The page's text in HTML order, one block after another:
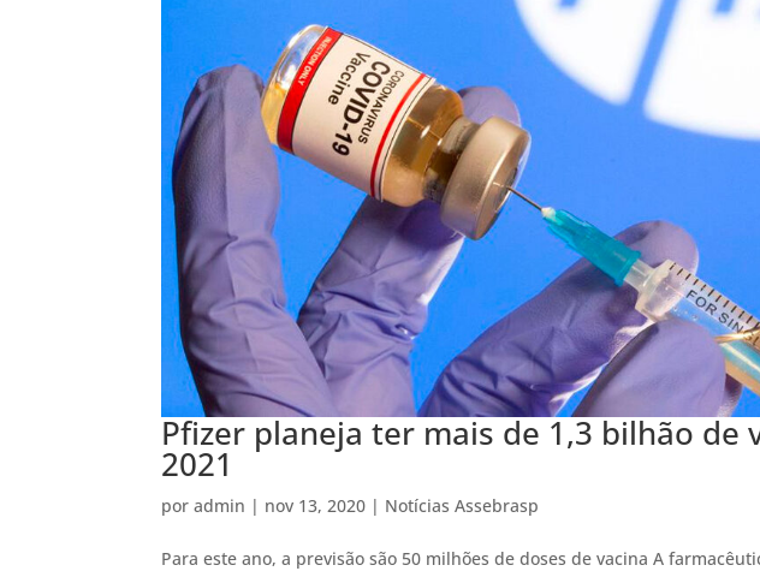
Pfizer planeja ter mais de 1,3 bilhão de
2021
poradmin | nov 13, 2020 | Notícias Assebrasp
Para este ano, a previsão são 50 milhões de doses de vacina A